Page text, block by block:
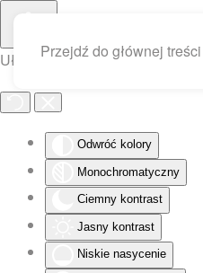
Ułatwienia dostępu
Odwróć kolory
Monochromatyczny
Ciemny kontrast
Jasny kontrast
Niskie nasycenie
Przejdź do głównej treści